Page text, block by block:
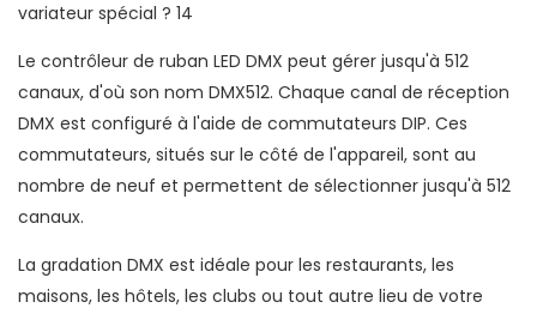
Le contrôleur de ruban LED DMX peut gérer jusqu'à 512
canaux, d'où son nom DMX512. Chaque canal de réception
DMX est configuré à l'aide de commutateurs DIP. Ces
commutateurs, situés sur le côté de l'appareil, sont au
nombre de neuf et permettent de sélectionner jusqu'à 512
canaux.
La gradation DMX est idéale pour les restaurants, les
maisons, les hôtels, les clubs ou tout autre lieu de votre